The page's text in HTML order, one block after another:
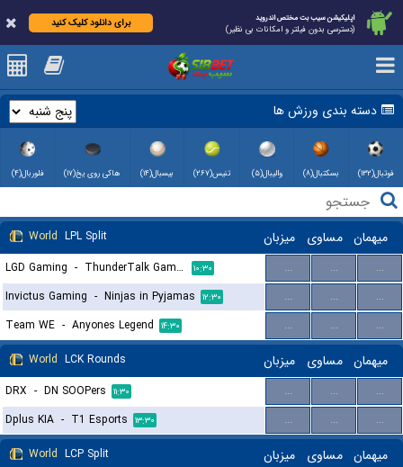
اپلیکیشن سیب بت مختص اندروید
(دسترسی بدون فیلتر و امکانات بی نظیر)
برای دانلود کلیک کنید
دسته بندی ورزش ها
فوتبال(۱۳۲) بسکتبال(۸) والیبال(۵) تنیس(۲۶۷) بیسبال(۱۴) هاکی روی یخ(۱۷) فلوربال(۴)
World LPL Split میزبان مساوی میهمان
LGD Gaming - ThunderTalk Gaming ۱۰:۳۰ ... ...
...
Invictus Gaming - Ninjas in Pyjamas ۱۲:۳۰ ... ...
...
Team WE - Anyones Legend ۱۴:۳۰ ... ...
...
World LCK Rounds میزبان مساوی میهمان
DRX - DN SOOPers ۱۱:۳۰ ... ...
...
Dplus KIA - T1 Esports ۱۳:۳۰ ... ...
...
World LCP Split میزبان مساوی میهمان